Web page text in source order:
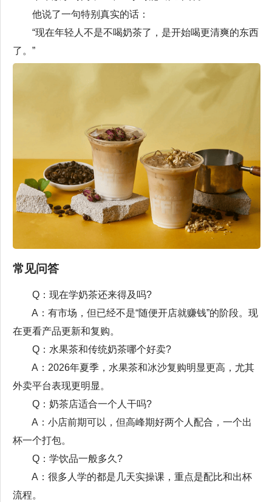
他说了一句特别真实的话：
“现在年轻人不是不喝奶茶了，是开始喝更清爽的东西
了。”
常见问答
Q：现在学奶茶还来得及吗?
A：有市场，但已经不是“随便开店就赚钱”的阶段。现
在更看产品更新和复购。
Q：水果茶和传统奶茶哪个好卖?
A：2026年夏季，水果茶和冰沙复购明显更高，尤其
外卖平台表现更明显。
Q：奶茶店适合一个人干吗?
A：小店前期可以，但高峰期好两个人配合，一个出
杯一个打包。
Q：学饮品一般多久?
A：很多人学的都是几天实操课，重点是配比和出杯
流程。